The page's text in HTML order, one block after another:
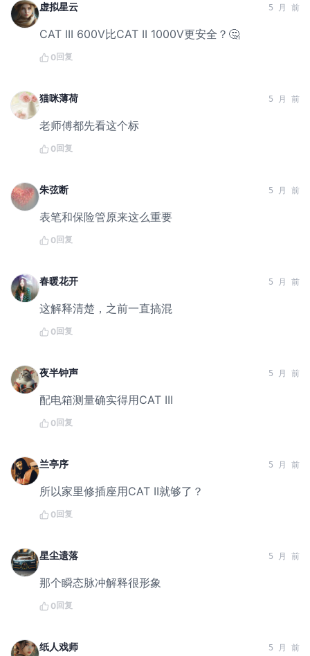
虚拟星云 5 月 前
CAT III 600V比CAT II 1000V更安全？🤔
0回复
猫咪薄荷 5 月 前
老师傅都先看这个标
0回复
朱弦断 5 月 前
表笔和保险管原来这么重要
0回复
春暖花开 5 月 前
这解释清楚，之前一直搞混
0回复
夜半钟声 5 月 前
配电箱测量确实得用CAT III
0回复
兰亭序 5 月 前
所以家里修插座用CAT II就够了？
0回复
星尘遗落 5 月 前
那个瞬态脉冲解释很形象
0回复
纸人戏师 5 月 前